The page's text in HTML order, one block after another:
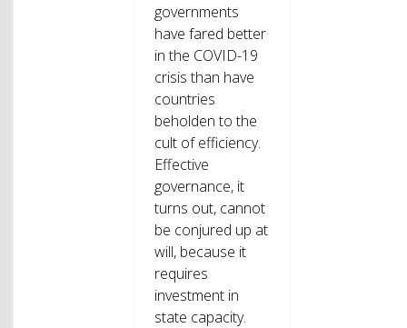
governments
have fared better
in the COVID-19
crisis than have
countries
beholden to the
cult of efficiency.
Effective
governance, it
turns out, cannot
be conjured up at
will, because it
requires
investment in
state capacity.